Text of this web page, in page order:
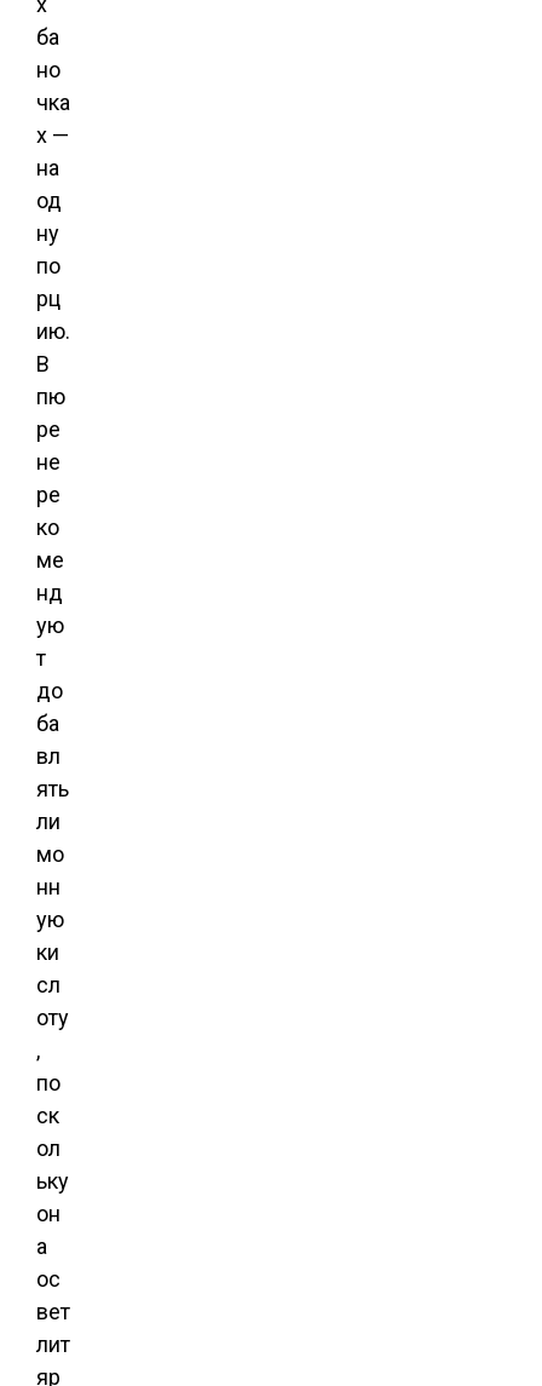
ба
но
чка
х —
на
од
ну
по
рц
ию.
В
пю
ре
не
ре
ко
ме
нд
ую
т
до
ба
вл
ять
ли
мо
нн
ую
ки
сл
оту
,
по
ск
ол
ьку
он
а
ос
вет
лит
яр